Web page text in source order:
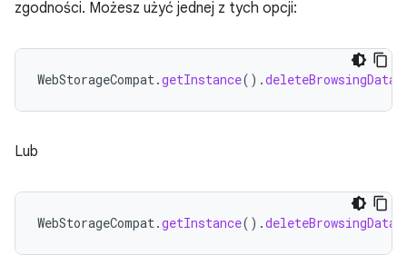
zgodności. Możesz użyć jednej z tych opcji:
WebStorageCompat.getInstance().deleteBrowsingData
Lub
WebStorageCompat.getInstance().